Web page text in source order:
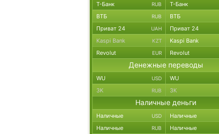
Т-Банк RUB Т-Банк
ВТБ RUB ВТБ
Приват 24 UAH Приват 24
Kaspi Bank KZT Kaspi Bank
Revolut EUR Revolut
Денежные переводы
WU USD WU
ЗК RUB ЗК
Наличные деньги
Наличные USD Наличные
Наличные RUB Наличные